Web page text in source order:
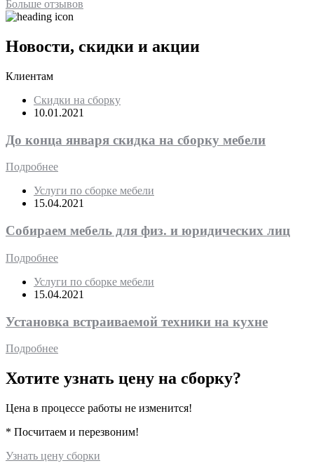
Больше отзывов
Новости, скидки и акции
Клиентам
Скидки на сборку
10.01.2021
До конца января скидка на сборку мебели
Подробнее
Услуги по сборке мебели
15.04.2021
Собираем мебель для физ. и юридических лиц
Подробнее
Услуги по сборке мебели
15.04.2021
Установка встраиваемой техники на кухне
Подробнее
Хотите узнать цену на сборку?
Цена в процессе работы не изменится!
* Посчитаем и перезвоним!
Узнать цену сборки